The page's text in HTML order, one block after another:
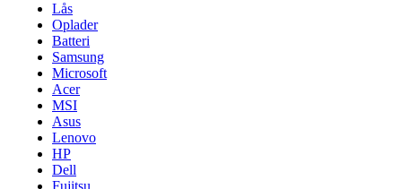
Lås
Oplader
Batteri
Samsung
Microsoft
Acer
MSI
Asus
Lenovo
HP
Dell
Fujitsu